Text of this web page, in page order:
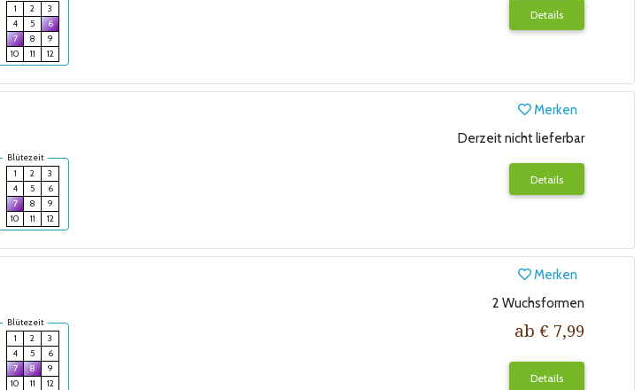
1
2
3
4
5
6
7
8
9
10
11 12
Details
Blütezeit
1
2
3
4
5
6
7
8
9
10
11 12
Merken
Derzeit nicht lieferbar
Details
Blütezeit
1
2
3
4
5
6
7
8
9
10
11 12
Merken
2 Wuchsformen
ab € 7,99
Details